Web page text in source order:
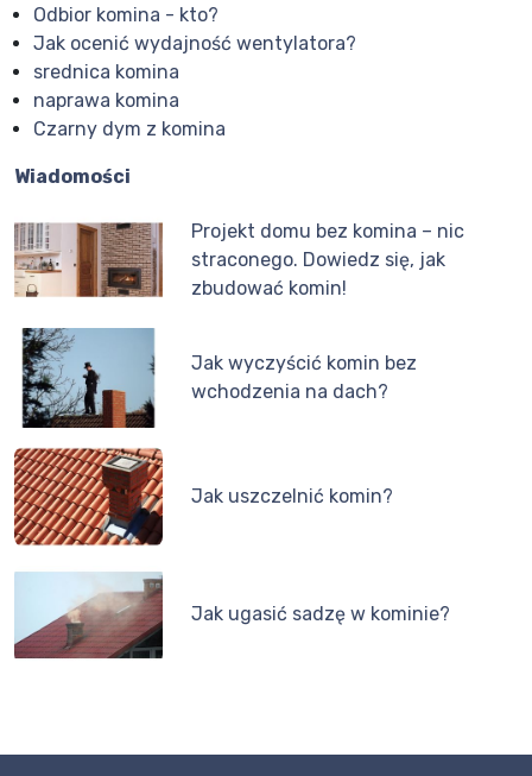
Odbior komina - kto?
Jak ocenić wydajność wentylatora?
srednica komina
naprawa komina
Czarny dym z komina
Wiadomości
Projekt domu bez komina – nic
straconego. Dowiedz się, jak
zbudować komin!
Jak wyczyścić komin bez
wchodzenia na dach?
Jak uszczelnić komin?
Jak ugasić sadzę w kominie?